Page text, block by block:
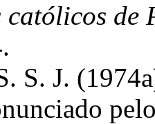
católicos
S. J.